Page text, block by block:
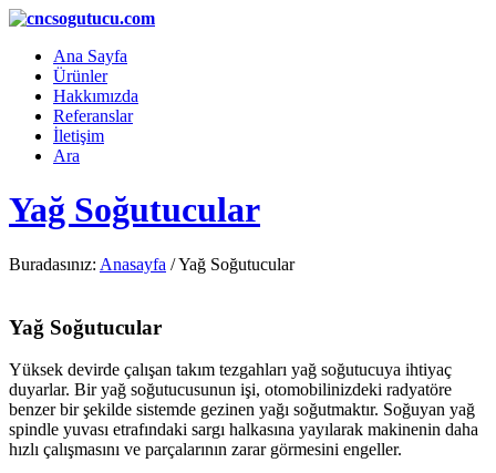
Ana Sayfa
Ürünler
Hakkımızda
Referanslar
İletişim
Ara
Yağ Soğutucular
Buradasınız: Anasayfa /Yağ Soğutucular
Yağ Soğutucular
Yüksek devirde çalışan takım tezgahları yağ soğutucuya ihtiyaç
duyarlar. Bir yağ soğutucusunun işi, otomobilinizdeki radyatöre
benzer bir şekilde sistemde gezinen yağı soğutmaktır. Soğuyan yağ
spindle yuvası etrafındaki sargı halkasına yayılarak makinenin daha
hızlı çalışmasını ve parçalarının zarar görmesini engeller.